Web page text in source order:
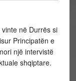
në Durrës si
Principatën e
një intervistë
shqiptare.